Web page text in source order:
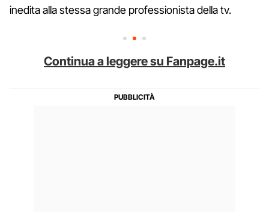
inedita alla stessa grande professionista della tv.
Continua a leggere su Fanpage.it